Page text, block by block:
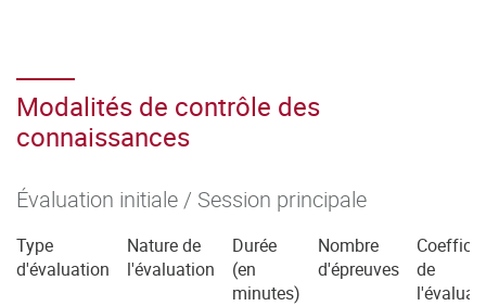
Modalités de contrôle des
connaissances
Évaluation initiale / Session principale
Type
d'évaluation
Nature de
l'évaluation
Durée
(en
minutes)
Nombre
d'épreuves
de